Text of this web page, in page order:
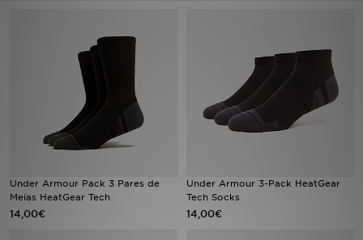
Under Armour Pack 3 Pares de
Meias HeatGear Tech
14,00€
Under Armour 3-Pack HeatGear
Tech Socks
14,00€
DESPORTO
FUTEBOL JD